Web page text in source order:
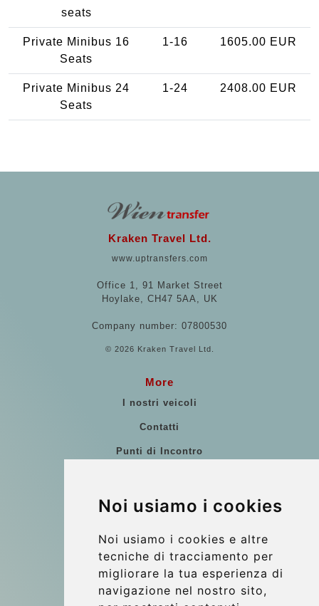
Noi usiamo i cookies
Noi usiamo i cookies e altre
tecniche di tracciamento per
migliorare la tua esperienza di
navigazione nel nostro sito,
seats
Private Minibus 16
Seats
1-16 1605.00 EUR
Private Minibus 24
Seats
1-24 2408.00 EUR
Kraken Travel Ltd.
www.uptransfers.com
Office 1, 91 Market Street
Hoylake, CH47 5AA, UK
Company number: 07800530
© 2026 Kraken Travel Ltd.
More
I nostri veicoli
Contatti
Punti di Incontro
Riferimenti
Update cookies preferences
Contact